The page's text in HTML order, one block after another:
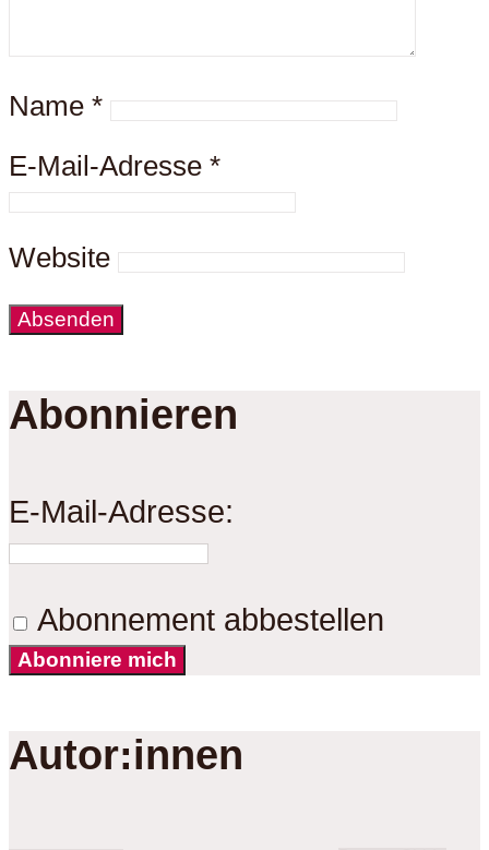
Name *
E-Mail-Adresse *
Website
Abonnieren
E-Mail-Adresse:
Abonnement abbestellen
Abonniere mich
Autor:innen